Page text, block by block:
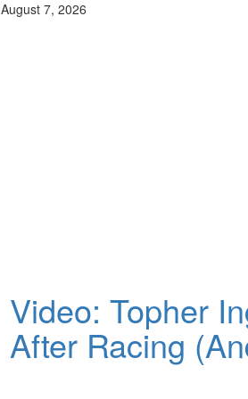
August 7, 2026
Video: Topher
After Racing